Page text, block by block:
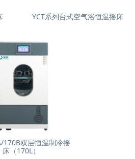
YCT系列台式空气浴恒温摇床
170B双层恒温制冷摇
床（170L）